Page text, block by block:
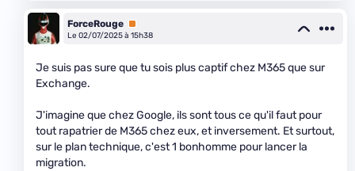
ForceRouge Premium
Le 02/07/2025 à 15h38
Je suis pas sure que tu sois plus captif chez M365 que sur
Exchange.
J'imagine que chez Google, ils sont tous ce qu'il faut pour
tout rapatrier de M365 chez eux, et inversement. Et surtout,
sur le plan technique, c'est 1 bonhomme pour lancer la
migration.